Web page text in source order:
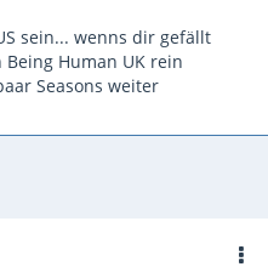
sein... wenns dir gefällt
Human UK rein
Seasons weiter